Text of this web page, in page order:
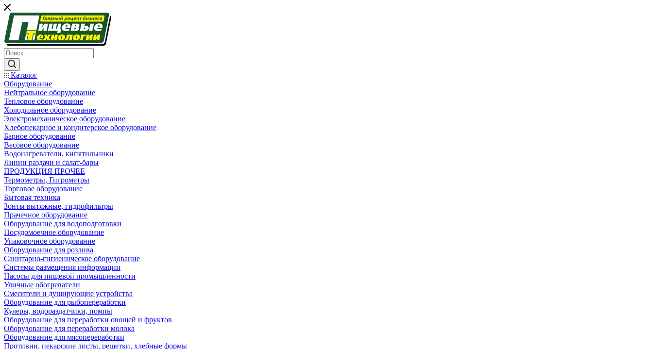
Каталог
Оборудование
Нейтральное оборудование
Тепловое оборудование
Холодильное оборудование
Электромеханическое оборудование
Хлебопекарное и кондитерское оборудование
Барное оборудование
Весовое оборудование
Водонагреватели, кипятильники
Линии раздачи и салат-бары
ПРОДУКЦИЯ ПРОЧЕЕ
Термометры, Гигрометры
Торговое оборудование
Бытовая техника
Зонты вытяжные, гидрофильтры
Прачечное оборудование
Оборудование для водоподготовки
Посудомоечное оборудование
Упаковочное оборудование
Оборудование для розлива
Санитарно-гигиеническое оборудование
Системы размещения информации
Насосы для пищевой промышленности
Уличные обогреватели
Смесители и душирующие устройства
Оборудование для рыбопереработки
Кулеры, водораздатчики, помпы
Оборудование для переработки овощей и фруктов
Оборудование для переработки молока
Оборудование для мясопереработки
Противни, пекарские листы, решетки, хлебные формы